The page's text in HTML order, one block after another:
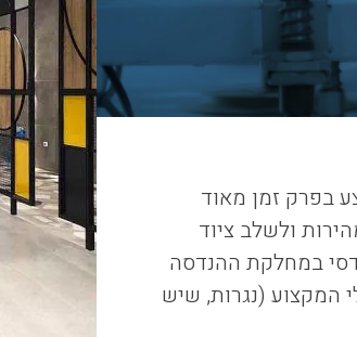
בפרק זמן מאוד
ולשלב ציוד
במחלקת ההנדסה
המקצוע (נגרות, שיש